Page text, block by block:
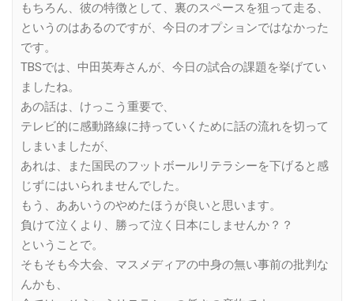
もちろん、彼の特徴として、裏のスペースを狙って走る、
というのはあるのですが、今日のオプションではなかった
です。
TBSでは、中田英寿さんが、今日の試合の課題を挙げてい
ましたね。
あの話は、けっこう重要で、
テレビ的に感動路線に持っていくために話の流れを切って
しまいましたが、
あれは、また国民のフットボールリテラシーを下げると感
じずにはいられませんでした。
もう、ああいうのやめたほうが良いと思います。
負けて泣くより、勝って泣く日本にしませんか？？
ということで。
そもそも今大会、マスメディアの中身の無い事前の批判な
んかも、